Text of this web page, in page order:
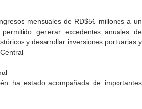
mensuales de RD$56 millones a un
generar excedentes anuales de
y desarrollar inversiones portuarias y
ha estado acompañada de importantes